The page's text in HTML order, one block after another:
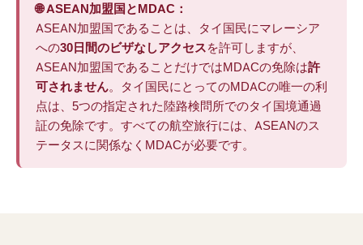
🌐 ASEAN加盟国とMDAC：
ASEAN加盟国であることは、タイ国民にマレーシア
への30日間のビザなしアクセスを許可しますが、
ASEAN加盟国であることだけではMDACの免除は許
可されません。タイ国民にとってのMDACの唯一の利
点は、5つの指定された陸路検問所でのタイ国境通過
証の免除です。すべての航空旅行には、ASEANのス
テータスに関係なくMDACが必要です。